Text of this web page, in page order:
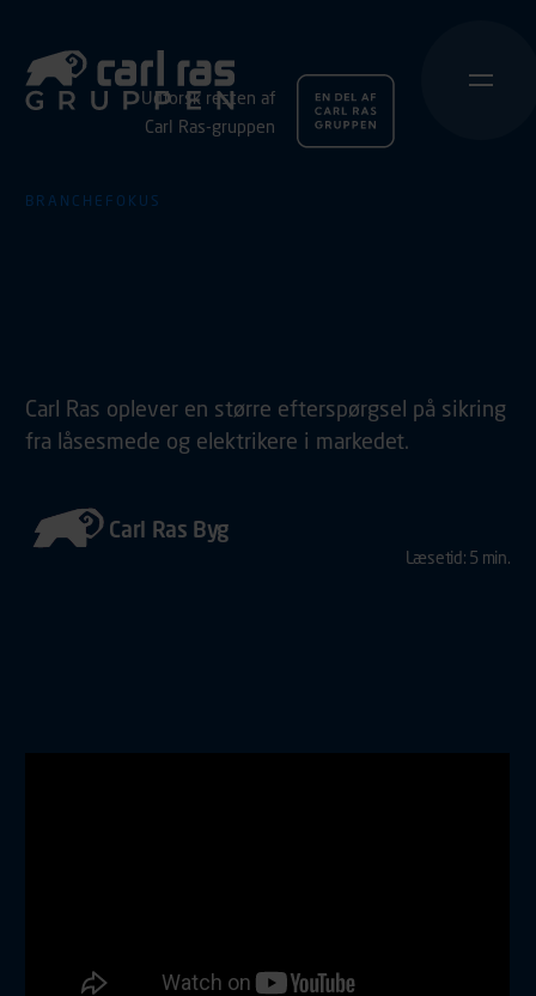
Udforsk resten af
Carl Ras-gruppen
BRANCHEFOKUS
Carl Ras oplever en større efterspørgsel på sikring
fra låsesmede og elektrikere i markedet.
Carl Ras Byg
Læsetid: 5 min.